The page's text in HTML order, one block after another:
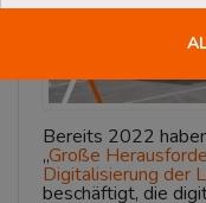
Bereits 2022
„Große
Digitalisierung der
beschäftigt, die